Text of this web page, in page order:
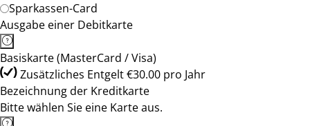
Sparkassen-Card
Ausgabe einer Debitkarte
Basiskarte (MasterCard / Visa)
Zusätzliches Entgelt €30.00 pro Jahr
Bezeichnung der Kreditkarte
Bitte wählen Sie eine Karte aus.